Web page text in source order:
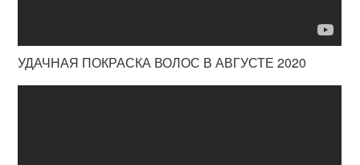
УДАЧНАЯ ПОКРАСКА ВОЛОС В АВГУСТЕ 2020